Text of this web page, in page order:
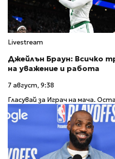
Livestream
Джейлън Браун: Всичко
на уважение и работа
7 август, 9:38
Гласувай за Играч на мача.